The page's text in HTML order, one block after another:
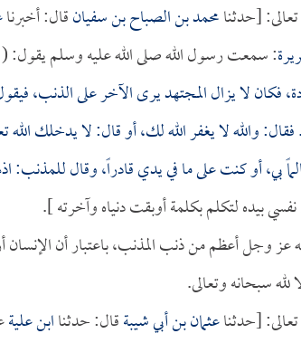
[حدثنامحمد بن الصباح بن سفيانقال: أخبرنا
: سمعت رسول الله صلى الله عليه وسلم يقول: (
فكان لا يزال المجتهد يرى الآخر على
والله لا يغفر الله لك، أو قال: لا يدخلك
بي، أو كنت على ما في يدي قادراً، وقال للمذنب:
بيده لتكلم بكلمة أوبقت دنياه وآخرته ].
عز وجل أعظم من ذنب المذنب، باعتبار أن الإنسان
لله سبحانه وتعالى.
[حدثناعثمان بن أبي شيبةقال: حدثناابن علية